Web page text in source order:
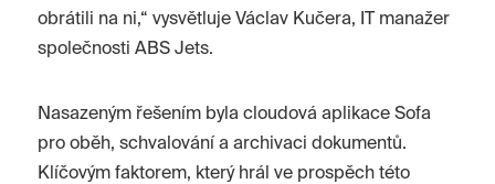
obrátili na ni,“ vysvětluje Václav Kučera, IT manažer
společnosti ABS Jets.
Nasazeným řešením byla cloudová aplikace Sofa
pro oběh, schvalování a archivaci dokumentů.
Klíčovým faktorem, který hrál ve prospěch této